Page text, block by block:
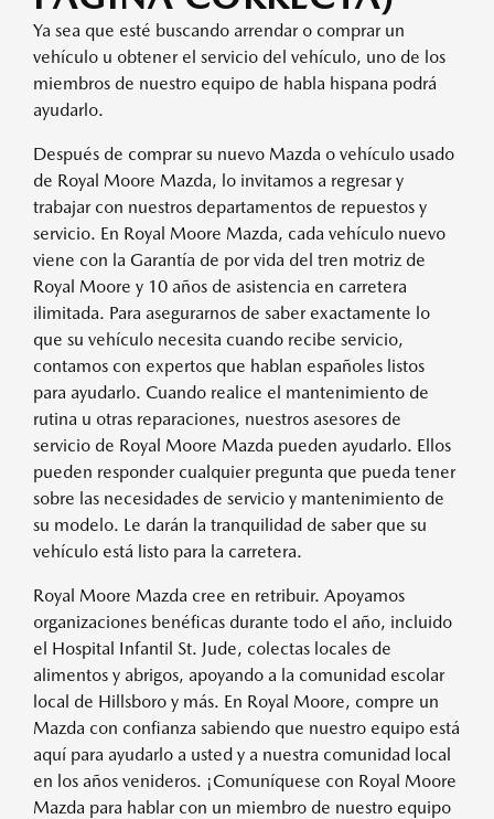
Ya sea que esté buscando arrendar o comprar un
vehículo u obtener el servicio del vehículo, uno de los
miembros de nuestro equipo de habla hispana podrá
ayudarlo.
Después de comprar su nuevo Mazda o vehículo usado
de Royal Moore Mazda, lo invitamos a regresar y
trabajar con nuestros departamentos de repuestos y
servicio. En Royal Moore Mazda, cada vehículo nuevo
viene con la Garantía de por vida del tren motriz de
Royal Moore y 10 años de asistencia en carretera
ilimitada. Para asegurarnos de saber exactamente lo
que su vehículo necesita cuando recibe servicio,
contamos con expertos que hablan españoles listos
para ayudarlo. Cuando realice el mantenimiento de
rutina u otras reparaciones, nuestros asesores de
servicio de Royal Moore Mazda pueden ayudarlo. Ellos
pueden responder cualquier pregunta que pueda tener
sobre las necesidades de servicio y mantenimiento de
su modelo. Le darán la tranquilidad de saber que su
vehículo está listo para la carretera.
Royal Moore Mazda cree en retribuir. Apoyamos
organizaciones benéficas durante todo el año, incluido
el Hospital Infantil St. Jude, colectas locales de
alimentos y abrigos, apoyando a la comunidad escolar
local de Hillsboro y más. En Royal Moore, compre un
Mazda con confianza sabiendo que nuestro equipo está
aquí para ayudarlo a usted y a nuestra comunidad local
en los años venideros. ¡Comuníquese con Royal Moore
Mazda para hablar con un miembro de nuestro equipo